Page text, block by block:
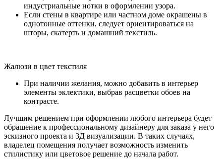
индустриальные нотки в оформлении узора.
Если стены в квартире или частном доме окрашены в
однотонные оттенки, следует ориентироваться на
шторы, скатерть и домашний текстиль.
Жалюзи в цвет текстиля
При наличии желания, можно добавить в интерьер
элементы эклектики, выбрав расцветки обоев на
контрасте.
Лучшим решением при оформлении любого интерьера будет
обращение к профессиональному дизайнеру для заказа у него
эскизного проекта и 3Д визуализации. В таких случаях,
владелец помещения получает возможность изменить
стилистику или цветовое решение до начала работ.